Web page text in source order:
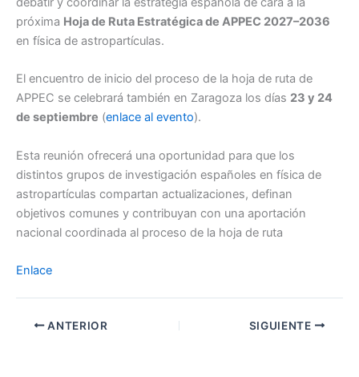
próxima Hoja de Ruta Estratégica de APPEC 2027–2036
en física de astropartículas.
El encuentro de inicio del proceso de la hoja de ruta de
APPEC se celebrará también en Zaragoza los días 23 y 24
de septiembre (enlace al evento).
Esta reunión ofrecerá una oportunidad para que los
distintos grupos de investigación españoles en física de
astropartículas compartan actualizaciones, definan
objetivos comunes y contribuyan con una aportación
nacional coordinada al proceso de la hoja de ruta
Enlace
ANTERIOR SIGUIENTE